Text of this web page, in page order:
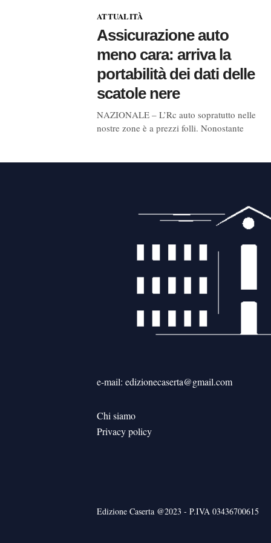
ATTUALITÀ
Assicurazione auto
meno cara: arriva la
portabilità dei dati delle
scatole nere
NAZIONALE – L’Rc auto sopratutto nelle
nostre zone è a prezzi folli. Nonostante
e-mail: edizionecaserta@gmail.com
Chi siamo
Privacy policy
Edizione Caserta @2023 - P.IVA 03436700615